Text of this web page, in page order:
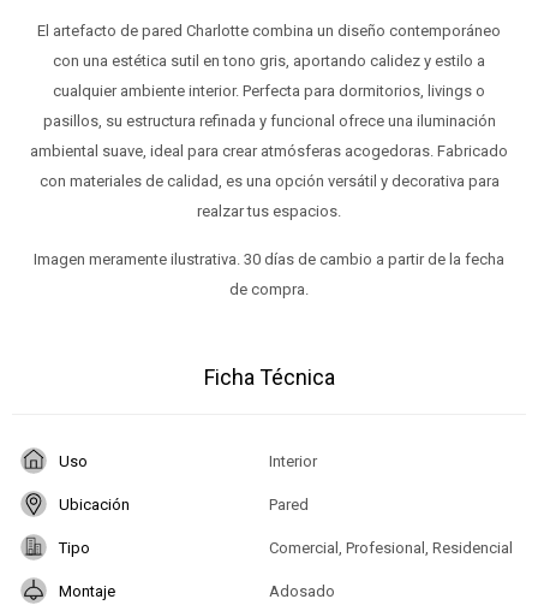
El artefacto de pared Charlotte combina un diseño contemporáneo
con una estética sutil en tono gris, aportando calidez y estilo a
cualquier ambiente interior. Perfecta para dormitorios, livings o
pasillos, su estructura refinada y funcional ofrece una iluminación
ambiental suave, ideal para crear atmósferas acogedoras. Fabricado
con materiales de calidad, es una opción versátil y decorativa para
realzar tus espacios.
Imagen meramente ilustrativa. 30 días de cambio a partir de la fecha
de compra.
Ficha Técnica
Uso Interior
Ubicación Pared
Tipo Comercial, Profesional, Residencial
Montaje Adosado